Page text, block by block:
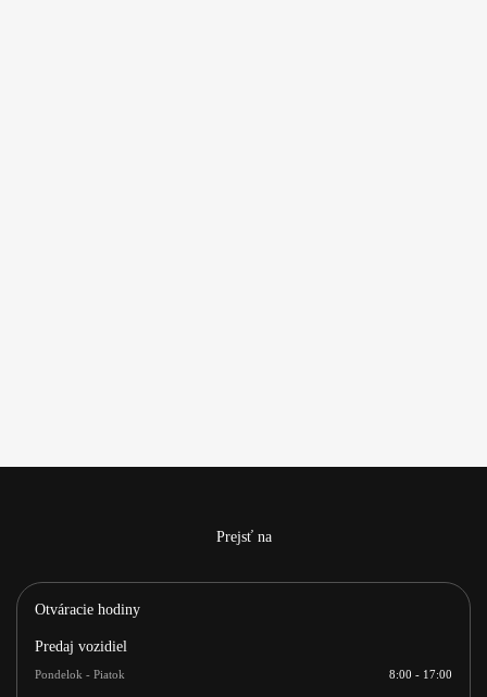
Prejsť na
Otváracie hodiny
Predaj vozidiel
Pondelok - Piatok 8:00 - 17:00